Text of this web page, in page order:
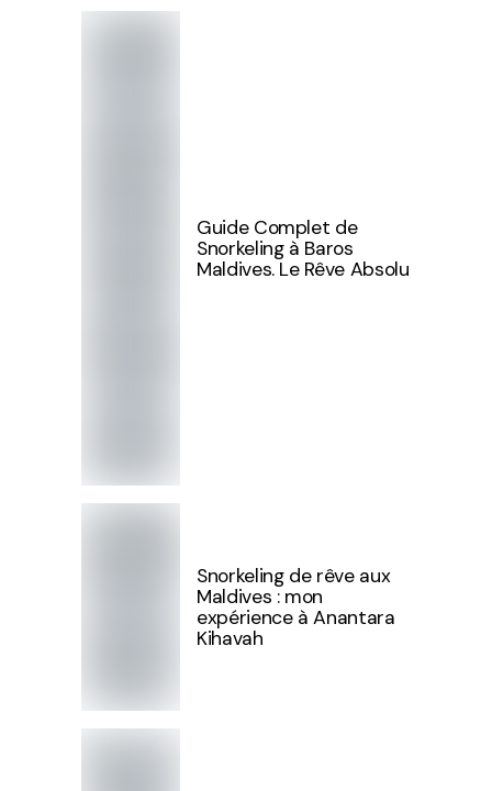
Guide Complet de
Snorkeling à Baros
Maldives. Le Rêve Absolu
Snorkeling de rêve aux
Maldives : mon
expérience à Anantara
Kihavah